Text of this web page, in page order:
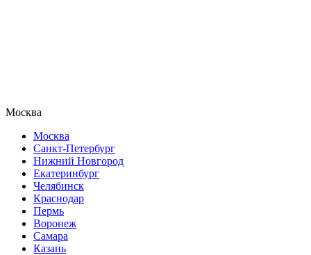
Москва
Москва
Санкт-Петербург
Нижний Новгород
Екатеринбург
Челябинск
Краснодар
Пермь
Воронеж
Самара
Казань